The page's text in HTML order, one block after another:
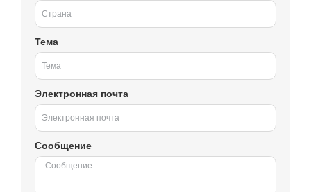
Тема
Электронная почта
Сообщение